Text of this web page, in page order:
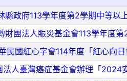
縣政府113學年度第2學期中等以
財團法人賑災基金會113學年度第
民國紅心字會114年度「紅心向日
法人臺灣癌症基金會辦理「2024